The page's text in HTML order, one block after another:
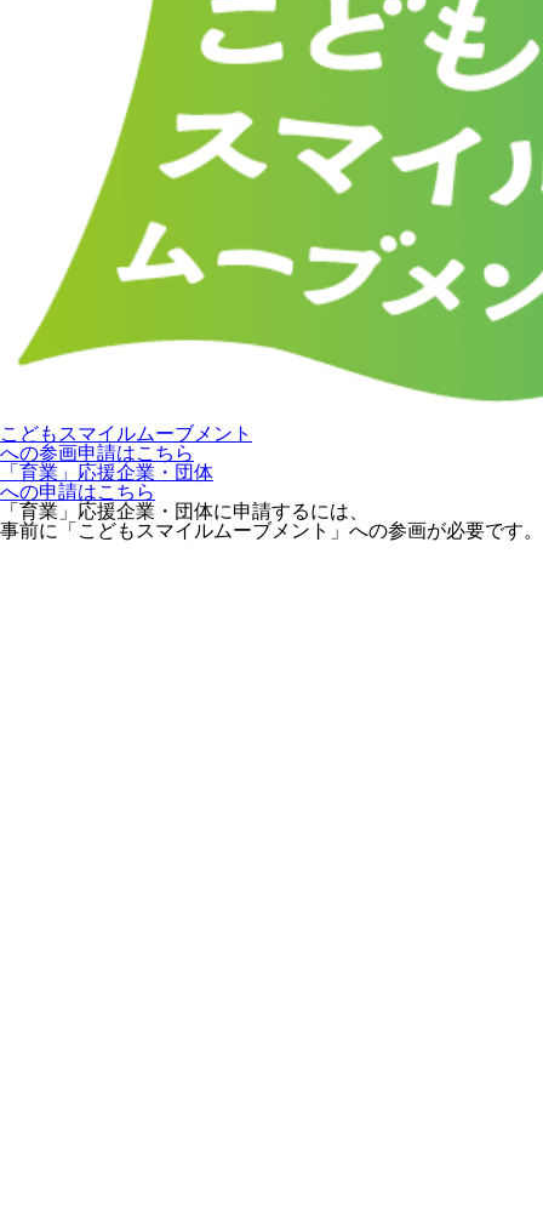
こどもスマイルムーブメント
への参画申請はこちら
「育業」応援企業・団体
への申請はこちら
「育業」応援企業・団体に申請するには、
事前に「こどもスマイルムーブメント」への参画が必要です。